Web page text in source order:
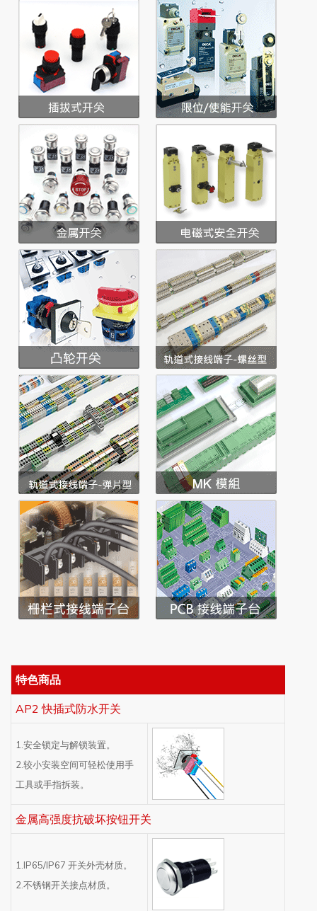
特色商品
AP2 快插式防水开关
1.安全锁定与解锁装置。
2.较小安装空间可轻松使用手
工具或手指拆装。
金属高强度抗破坏按钮开关
1.IP65/IP67 开关外壳材质。
2.不锈钢开关接点材质。